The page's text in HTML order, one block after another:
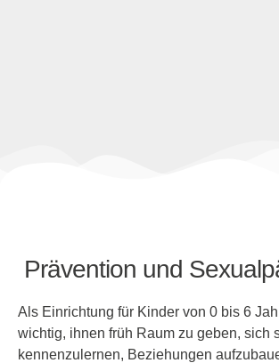
Prävention und
Als Einrichtung für Kinder von 0 bis 6
wichtig, ihnen früh Raum zu geben, sich
kennenzulernen, Beziehungen